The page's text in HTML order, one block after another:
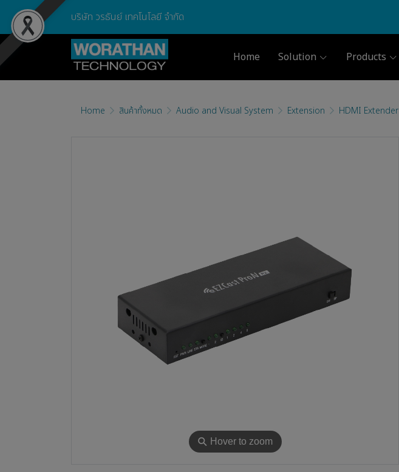
บริษัท วรธันย์ เทคโนโลยี จำกัด
Home Solution Products
Home สินค้าทั้งหมด Audio and Visual System Extension HDMI Extender
⚲ Hover to zoom